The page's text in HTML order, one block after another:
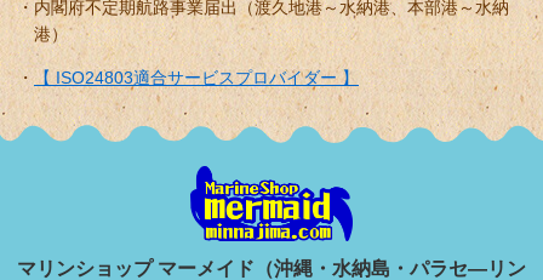
内閣府不定期航路事業届出（渡久地港～水納港、本部港～水納
港）
【 ISO24803適合サービスプロバイダー 】
マリンショップ マーメイド（沖縄・水納島・パラセ―リン